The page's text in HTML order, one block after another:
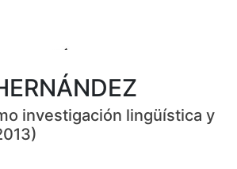
investigación lingüística y